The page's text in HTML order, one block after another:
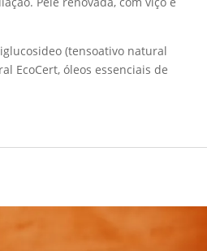
(tensoativo natural
EcoCert, óleos essenciais de